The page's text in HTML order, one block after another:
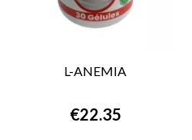
L-ANEMIA
€22.35